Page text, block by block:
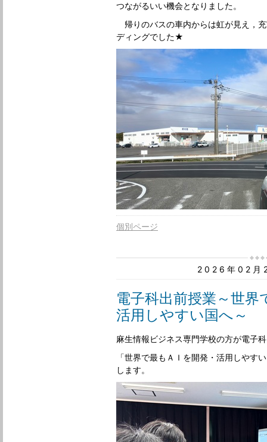
つながるいい機会となりました。
帰りのバスの車内からは虹が見え，
ディングでした★
個別ページ
2026年02月
電子科出前授業～世界
活用しやすい国へ～
麻生情報ビジネス専門学校の方が電子
「世界で最もＡＩを開発・活用しやす
します。